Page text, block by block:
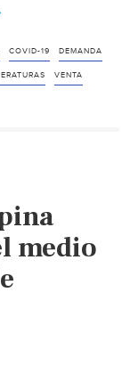
COVID-19 DEMANDA
VENTA
medio